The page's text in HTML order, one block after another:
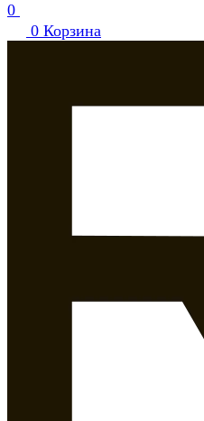
0
0 Корзина